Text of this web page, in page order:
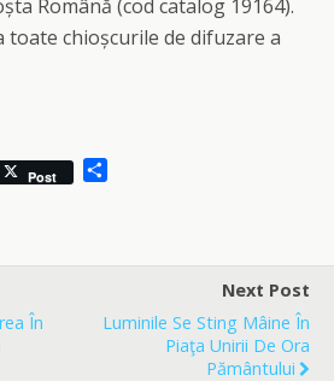
Română (cod catalog 19164).
toate chioșcurile de difuzare a
Post
e
În
Next Post
Luminile Se Sting Mâine În
Piaţa Unirii De Ora
Pământului